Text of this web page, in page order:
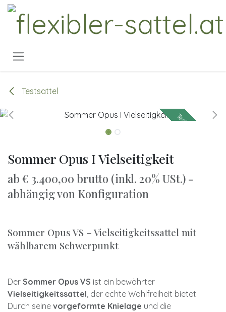
Zum Inhalt springen
Testsattel
Testsattel verfügbar
Testsattel verfügbar
Sommer Opus I Vielseitigkeit
ab € 3.400,00 brutto (inkl. 20% USt.) -
abhängig von Konfiguration
Sommer Opus VS – Vielseitigkeitssattel mit
wählbarem Schwerpunkt
Der Sommer Opus VS ist ein bewährter
Vielseitigkeitssattel , der echte Wahlfreiheit bietet.
Durch seine vorgeformte Knielage und die